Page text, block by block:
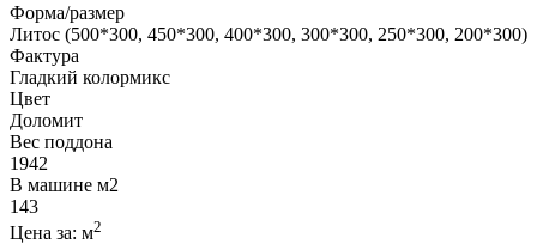
Форма/размер
Литос (500*300, 450*300, 400*300, 300*300, 250*300, 200*300)
Фактура
Гладкий колормикс
Цвет
Доломит
Вес поддона
1942
В машине м2
143
Цена за: м2